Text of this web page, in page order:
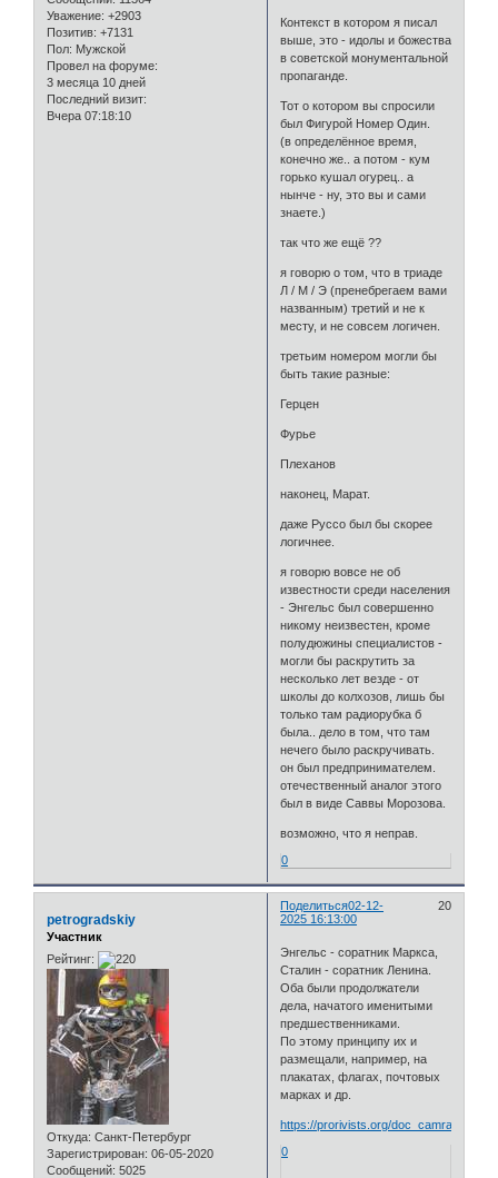
Уважение: +2903
Позитив: +7131
Пол: Мужской
Провел на форуме:
3 месяца 10 дней
Последний визит:
Вчера 07:18:10
Контекст в котором я писал
выше, это - идолы и божества
в советской монументальной
пропаганде.
Тот о котором вы спросили
был Фигурой Номер Один.
(в определённое время,
конечно же.. а потом - кум
горько кушал огурец.. а
нынче - ну, это вы и сами
знаете.)
так что же ещё ??
я говорю о том, что в триаде
Л / М / Э (пренебрегаем вами
названным) третий и не к
месту, и не совсем логичен.
третьим номером могли бы
быть такие разные:
Герцен
Фурье
Плеханов
наконец, Марат.
даже Руссо был бы скорее
логичнее.
я говорю вовсе не об
известности среди населения
- Энгельс был совершенно
никому неизвестен, кроме
полудюжины специалистов -
могли бы раскрутить за
несколько лет везде - от
школы до колхозов, лишь бы
только там радиорубка б
была.. дело в том, что там
нечего было раскручивать.
он был предпринимателем.
отечественный аналог этого
был в виде Саввы Морозова.
возможно, что я неправ.
0
Поделиться 20
02-12-
2025 16:13:00
petrogradskiy
Участник
Рейтинг:
Откуда: Санкт-Петербург
Зарегистрирован: 06-05-2020
Сообщений: 5025
Энгельс - соратник Маркса,
Сталин - соратник Ленина.
Оба были продолжатели
дела, начатого именитыми
предшественниками.
По этому принципу их и
размещали, например, на
плакатах, флагах, почтовых
марках и др.
https://prorivists.org/doc_camradeship/
0